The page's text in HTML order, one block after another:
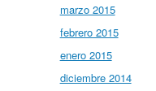
marzo 2015
febrero 2015
enero 2015
diciembre 2014